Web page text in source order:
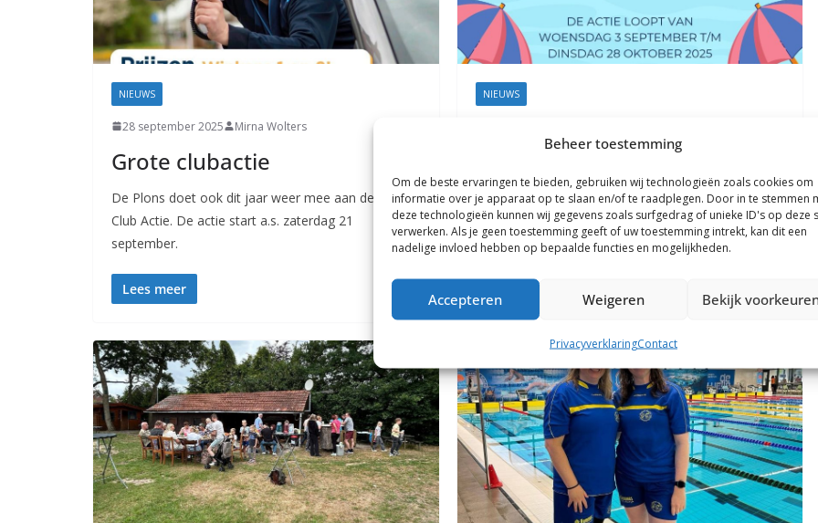
Beheer toestemming
Om de beste ervaringen te bieden, gebruiken wij technologieën zoals cookies om
informatie over je apparaat op te slaan en/of te raadplegen. Door in te stemmen
deze technologieën kunnen wij gegevens zoals surfgedrag of unieke ID's op deze
verwerken. Als je geen toestemming geeft of uw toestemming intrekt, kan dit een
nadelige invloed hebben op bepaalde functies en mogelijkheden.
Accepteren Weigeren Bekijk
PrivacyverklaringContact
NIEUWS
28 september 2025 Mirna Wolters
Grote clubactie
De Plons doet ook dit jaar weer mee aan de Grote
Club Actie. De actie start a.s. zaterdag 21
september.
Lees meer
NIEUWS
B’tjes actie Jumbo EDS-Plein
Steun de Plons met de B’tjes actie van Jumbo René
Kromkamp EDS-Plein Coevorden Van woensdag 3
september tot en met
Lees meer